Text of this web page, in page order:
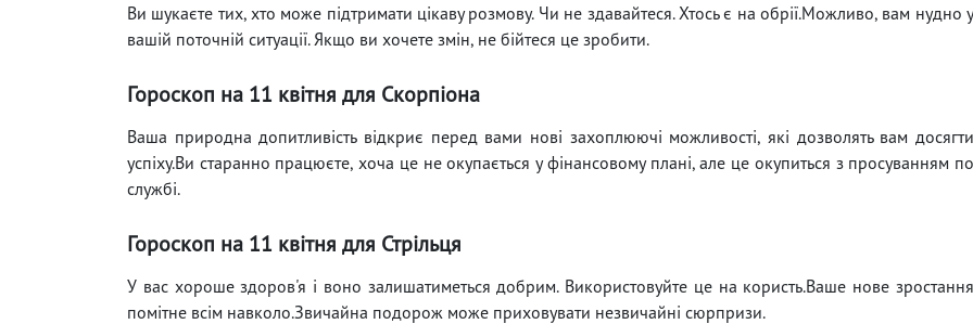
Ви шукаєте тих, хто може підтримати цікаву розмову. Чи не здавайтеся. Хтось є на обрії.Можливо, вам нудно у
вашій поточній ситуації. Якщо ви хочете змін, не бійтеся це зробити.
Гороскоп на 11 квітня для Скорпіона
Ваша природна допитливість відкриє перед вами нові захоплюючі можливості, які дозволять вам досягти
успіху.Ви старанно працюєте, хоча це не окупається у фінансовому плані, але це окупиться з просуванням по
службі.
Гороскоп на 11 квітня для Стрільця
У вас хороше здоров'я і воно залишатиметься добрим. Використовуйте це на користь.Ваше нове зростання
помітне всім навколо.Звичайна подорож може приховувати незвичайні сюрпризи.